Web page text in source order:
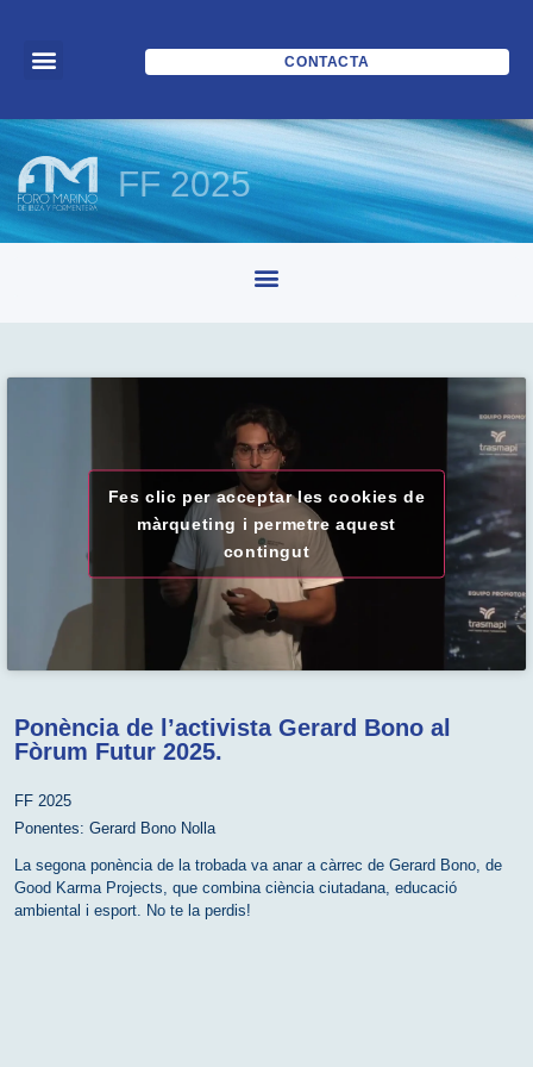
CONTACTA
FF 2025
Fes clic per acceptar les cookies de
màrqueting i permetre aquest
contingut
Ponència de l’activista Gerard Bono al
Fòrum Futur 2025.
FF 2025
Ponentes: Gerard Bono Nolla
La segona ponència de la trobada va anar a càrrec de Gerard Bono, de
Good Karma Projects, que combina ciència ciutadana, educació
ambiental i esport. No te la perdis!